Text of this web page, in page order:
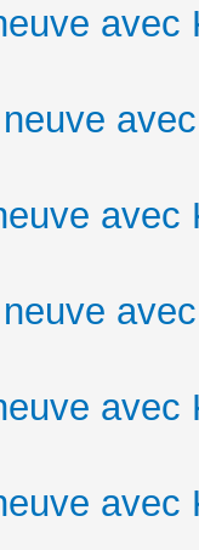
avec
avec
avec
avec